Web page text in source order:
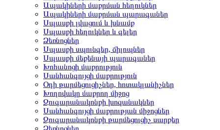
Ապակիների մաքրման հեղուկներ
Ապակիների մաքրման պարագաներ
Սպասքի լվացում և խնամք
Սպասքի հեղուկներ և գելեր
Ձեռնոցներ
Սպասքի սպունգեր, ճիլոպներ
Սպասքի մեքենայի պարագաներ
Խոհանոցի մաքրություն
Սանհանգույցի մաքրություն
Օդի թարմեցուցիչներ, հոտակլանիչներ
Խողովակը մաքրող միջոց
Զուգարանակոնքի խոզանակներ
Սանհանգույցի մաքրության միջոցներ
Զուգարանակոնքի թարմեցուցիչ սարքեր
Ձեռնոցներ